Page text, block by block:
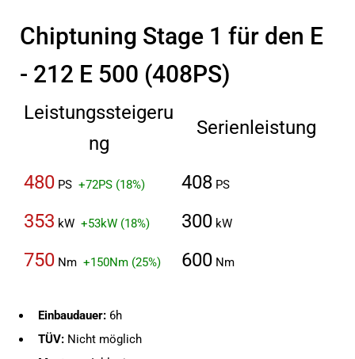
Chiptuning Stage 1 für den E
- 212 E 500 (408PS)
Leistungssteigeru
ng
Serienleistung
480 PS +72PS (18%) 408 PS
353 kW +53kW (18%) 300 kW
750 Nm +150Nm (25%) 600 Nm
Einbaudauer:6h
TÜV:Nicht möglich